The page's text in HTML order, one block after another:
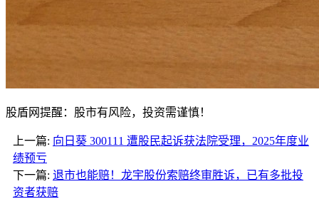
股盾网提醒：股市有风险，投资需谨慎！
上一篇: 向日葵 300111 遭股民起诉获法院受理，2025年度业
绩预亏
下一篇: 退市也能赔！龙宇股份索赔终审胜诉，已有多批投
资者获赔